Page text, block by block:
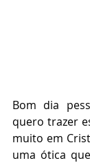
Bom dia
quero trazer
muito em
uma ótica